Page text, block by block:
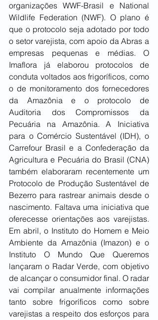
organizações WWF-Brasil e National
Wildlife Federation (NWF). O plano é
que o protocolo seja adotado por todo
o setor varejista, com apoio da Abras a
empresas pequenas e médias. O
Imaflora já elaborou protocolos de
conduta voltados aos frigoríficos, como
o de monitoramento dos fornecedores
da Amazônia e o protocolo de
Auditoria dos Compromissos da
Pecuária na Amazônia. A Iniciativa
para o Comércio Sustentável (IDH), o
Carrefour Brasil e a Confederação da
Agricultura e Pecuária do Brasil (CNA)
também elaboraram recentemente um
Protocolo de Produção Sustentável de
Bezerro para rastrear animais desde o
nascimento. Faltava uma iniciativa que
oferecesse orientações aos varejistas.
Em abril, o Instituto do Homem e Meio
Ambiente da Amazônia (Imazon) e o
Instituto O Mundo Que Queremos
lançaram o Radar Verde, com objetivo
de alcançar o consumidor final. O radar
vai compilar anualmente informações
tanto sobre frigoríficos como sobre
varejistas a respeito dos esforços para